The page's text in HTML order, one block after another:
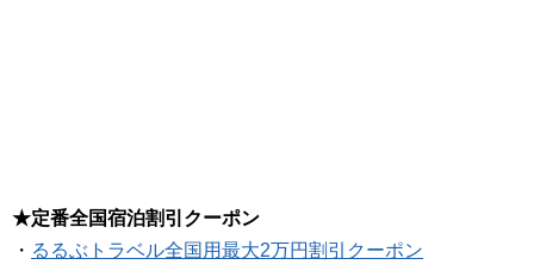
★定番全国宿泊割引クーポン
・ るるぶトラベル全国用最大2万円割引クーポン